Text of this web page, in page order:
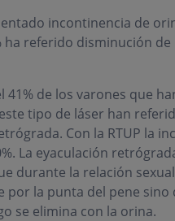
incontinencia de
ha referido disminución de
41% de los varones que
tipo de láser han
Con la RTUP la
La eyaculación
durante la relación
por la punta del pene sino
se elimina con la orina.